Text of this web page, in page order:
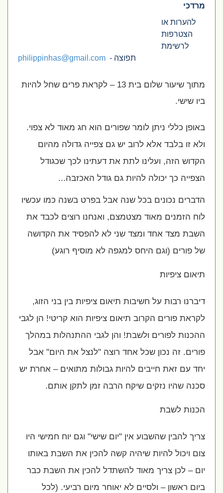
מרדכי
להערות או
הצטרפות
לרשימת
תפוצה - philippinhas@gmail.com
מתוך שיעור שלום בית 13 – לקראת פרים שחל להיות
ביו שישי.
באופן כללי ניתן לומר שפורים הוא חג מאוד לא צפוי.
ולא זו בלבד אלא לרוב יש גם צפייה גדולה מהיום
הקדוש הזה, ועלינו לתת את דעתינו לכך שכגודל
הצפייה כך יכולה להיות גם גודל האכזבה...
הדברים נכונים בכל שנה אבל בפרט בשנה כמו עכשיו
לוח הזמנים מאוד מצטמצם, ואנחנו רוצים לכבד את
השבת מצד אחד ומצד שני לא להפסיד את הקדושה
של פורים (וגם היחס למגפה לא מוסיף רוגע)
תיאום ציפיות
דיברנו רבות על חשיבות תיאום ציפיות בין בני הזוג,
לקראת פורים הקרוב תיאום ציפיות הוא קריטי! הן לגבי
ההכנות לפורים ולשבת! והן לגבי ההתנהלות במהלך
פורים. זה נכון שכל אחד רוצה "לנצל את היום" אבל
יחד עם זאת חייבים להיות גבולות מתואים – אחרת יש
סכנה שהיו נזקים שיקח הרבה זמן לתקן אותם.
הכנות לשבת
צריך להבין שהשבוע אין "יום שישי" וגם יוח חמישי היו
צום ויכול להיות שיהיה קשה להכין את השבת באותו
יום – לכן צריך מאוד להשתדל להכין את השבת כבר
ביום ראשון – ולסיים לא יאוחר מיום רביעי. (לכל